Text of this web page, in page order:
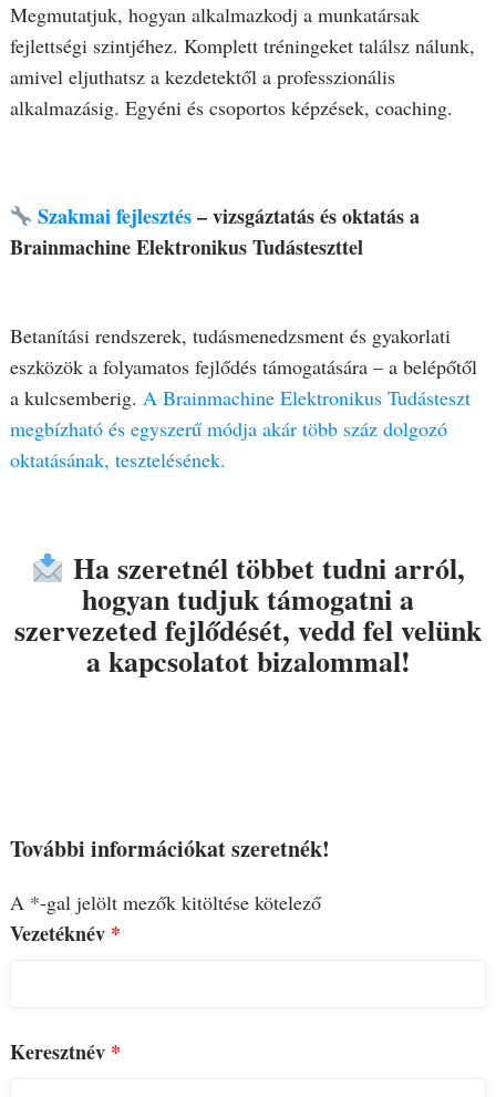
Megmutatjuk, hogyan alkalmazkodj a munkatársak
fejlettségi szintjéhez. Komplett tréningeket találsz nálunk,
amivel eljuthatsz a kezdetektől a professzionális
alkalmazásig. Egyéni és csoportos képzések, coaching.
Szakmai fejlesztés– vizsgáztatás és oktatás a
Brainmachine Elektronikus Tudásteszttel
Betanítási rendszerek, tudásmenedzsment és gyakorlati
eszközök a folyamatos fejlődés támogatására – a belépőtől
a kulcsemberig. A Brainmachine Elektronikus Tudásteszt
megbízható és egyszerű módja akár több száz dolgozó
oktatásának, tesztelésének.
Ha szeretnél többet tudni arról,
hogyan tudjuk támogatni a
szervezeted fejlődését, vedd fel velünk
a kapcsolatot bizalommal!
További információkat szeretnék!
A *-gal jelölt mezők kitöltése kötelező
Vezetéknév *
Keresztnév *